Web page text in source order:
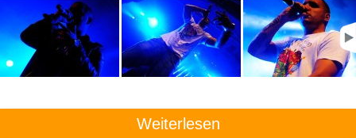
Weiterlesen